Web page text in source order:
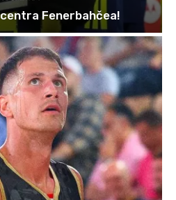
Fenerbahčea!